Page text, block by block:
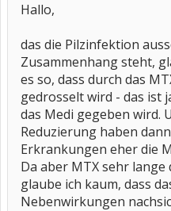
Hallo,
das die Pilzinfektion
Zusammenhang steht,
es so, dass durch das
gedrosselt wird - das ist
das Medi gegeben wird.
Reduzierung haben
Erkrankungen eher die
Da aber MTX sehr
glaube ich kaum, dass
Nebenwirkungen